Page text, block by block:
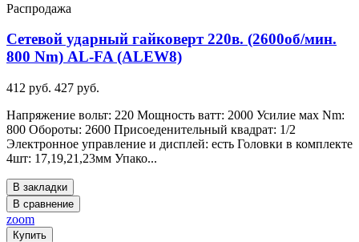
Распродажа
Сетевой ударный гайковерт 220в. (2600об/мин.
800 Nm) AL-FA (ALEW8)
412 руб. 427 руб.
Напряжение вольт: 220 Мощность ватт: 2000 Усилие мах Nm:
800 Обороты: 2600 Присоеденительный квадрат: 1/2
Электронное управление и дисплей: есть Головки в комплекте
4шт: 17,19,21,23мм Упако...
В закладки
В сравнение
zoom
Купить